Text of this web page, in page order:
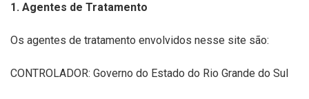
1. Agentes de Tratamento
Os agentes de tratamento envolvidos nesse site são:
CONTROLADOR: Governo do Estado do Rio Grande do Sul